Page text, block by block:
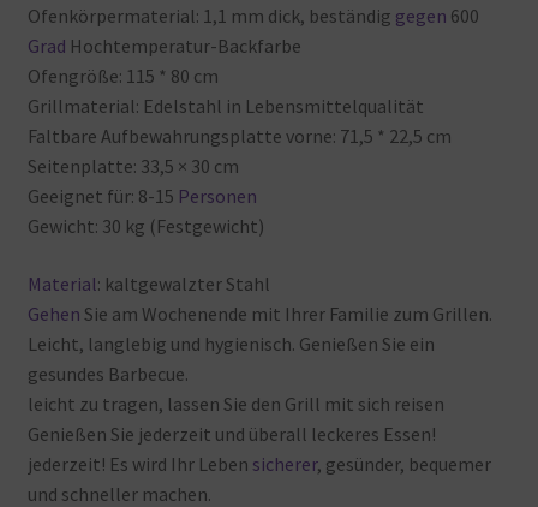
Ofenkörpermaterial: 1,1 mm dick, beständig gegen 600
Grad Hochtemperatur-Backfarbe
Ofengröße: 115 * 80 cm
Grillmaterial: Edelstahl in Lebensmittelqualität
Faltbare Aufbewahrungsplatte vorne: 71,5 * 22,5 cm
Seitenplatte: 33,5 × 30 cm
Geeignet für: 8-15 Personen
Gewicht: 30 kg (Festgewicht)
Material: kaltgewalzter Stahl
Gehen Sie am Wochenende mit Ihrer Familie zum Grillen.
Leicht, langlebig und hygienisch. Genießen Sie ein
gesundes Barbecue.
leicht zu tragen, lassen Sie den Grill mit sich reisen
Genießen Sie jederzeit und überall leckeres Essen!
jederzeit! Es wird Ihr Leben sicherer, gesünder, bequemer
und schneller machen.